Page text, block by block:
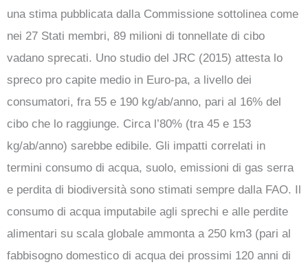
una stima pubblicata dalla Commissione sottolinea come
nei 27 Stati membri, 89 milioni di tonnellate di cibo
vadano sprecati. Uno studio del JRC (2015) attesta lo
spreco pro capite medio in Euro-pa, a livello dei
consumatori, fra 55 e 190 kg/ab/anno, pari al 16% del
cibo che lo raggiunge. Circa l’80% (tra 45 e 153
kg/ab/anno) sarebbe edibile. Gli impatti correlati in
termini consumo di acqua, suolo, emissioni di gas serra
e perdita di biodiversità sono stimati sempre dalla FAO. Il
consumo di acqua imputabile agli sprechi e alle perdite
alimentari su scala globale ammonta a 250 km3 (pari al
fabbisogno domestico di acqua dei prossimi 120 anni di